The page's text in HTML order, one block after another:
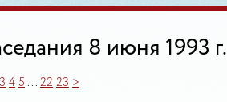
8 июня 1993 г.
3 4 5 ... 22 23 >